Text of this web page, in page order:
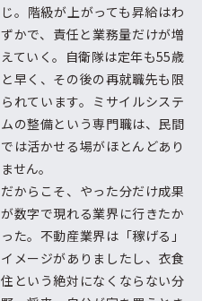
じ。階級が上がっても昇給はわ
ずかで、責任と業務量だけが増
えていく。自衛隊は定年も55歳
と早く、その後の再就職先も限
られています。ミサイルシステ
ムの整備という専門職は、民間
では活かせる場がほとんどあり
ません。
だからこそ、やった分だけ成果
が数字で現れる業界に行きたか
った。不動産業界は「稼げる」
イメージがありましたし、衣食
住という絶対になくならない分